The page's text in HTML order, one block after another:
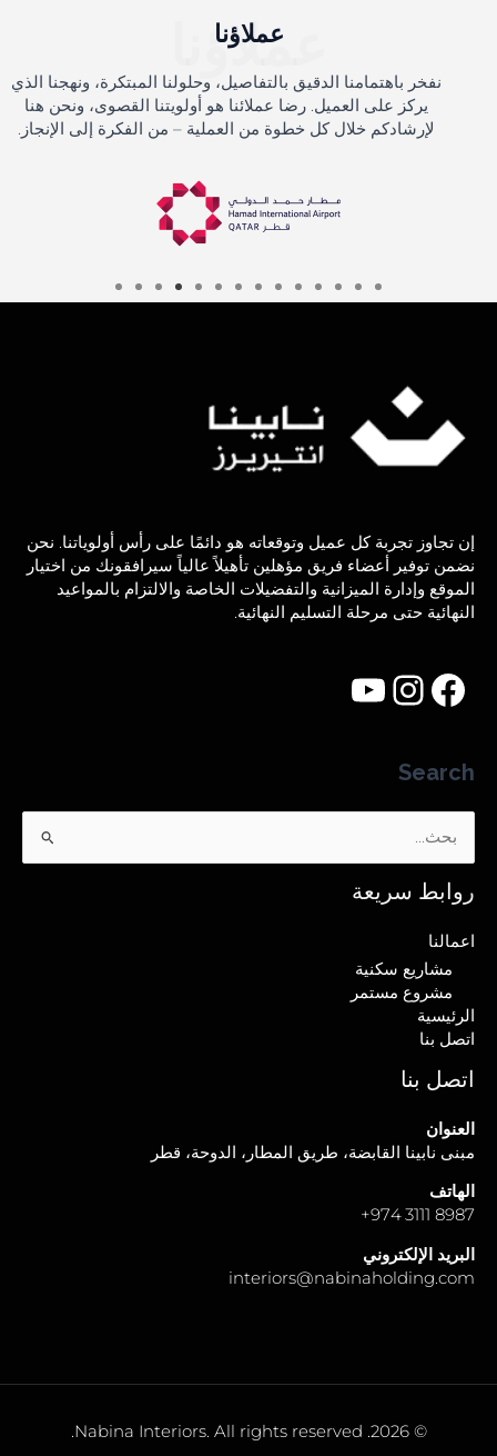
عملاؤنا
عملاؤنا
نفخر باهتمامنا الدقيق بالتفاصيل، وحلولنا المبتكرة، ونهجنا الذي
يركز على العميل. رضا عملائنا هو أولويتنا القصوى، ونحن هنا
لإرشادكم خلال كل خطوة من العملية – من الفكرة إلى الإنجاز.
إن تجاوز تجربة كل عميل وتوقعاته هو دائمًا على رأس أولوياتنا. نحن
نضمن توفير أعضاء فريق مؤهلين تأهيلاً عالياً سيرافقونك من اختيار
الموقع وإدارة الميزانية والتفضيلات الخاصة والالتزام بالمواعيد
النهائية حتى مرحلة التسليم النهائية.
Search
البحث
عن:
روابط سريعة
اعمالنا
مشاريع سكنية
مشروع مستمر
الرئيسية
اتصل بنا
اتصل بنا
العنوان
مبنى نابينا القابضة، طريق المطار، الدوحة، قطر
الهاتف
8987 3111 974
+
البريد الإلكتروني
interiors@nabinaholding.com
© 2026. Nabina Interiors. All rights reserved.